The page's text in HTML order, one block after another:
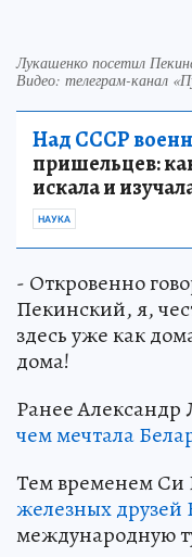
Лукашенко посетил
Видео: телеграм-канал
Над СССР
пришельцев:
искала и
НАУКА
- Откровенно
Пекинский, я,
здесь уже как
дома!
Ранее Александр
чем мечтала
Тем временем Си
железных
международную